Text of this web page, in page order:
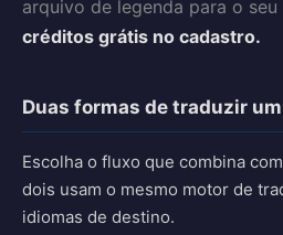
arquivo de legenda para o
créditos grátis no cadastro.
Duas formas de traduzir
Escolha o fluxo que combina
dois usam o mesmo motor de
idiomas de destino.